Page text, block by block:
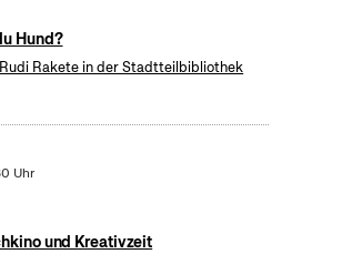
Hund?
Rakete in der Stadtteilbibliothek
Uhr
und Kreativzeit